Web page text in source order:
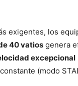
exigentes, los
40 vatios genera
excepcional
(modo